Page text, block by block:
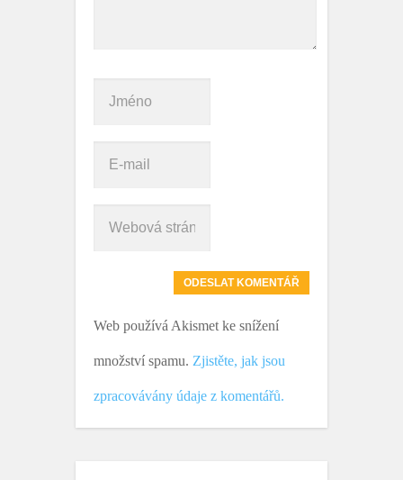
Web používá Akismet ke snížení
množství spamu. Zjistěte, jak jsou
zpracovávány údaje z komentářů.